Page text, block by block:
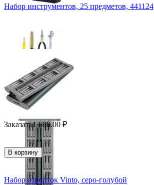
Набор инструментов, 25 предметов, 441124
Заказать1 600.00 ₽
В корзину
Набор отверток Vinto, серо-голубой